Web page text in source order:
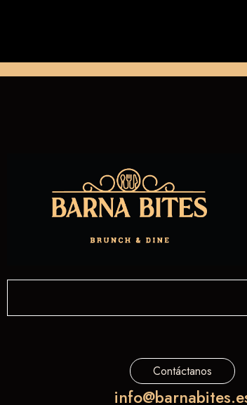
Contáctanos